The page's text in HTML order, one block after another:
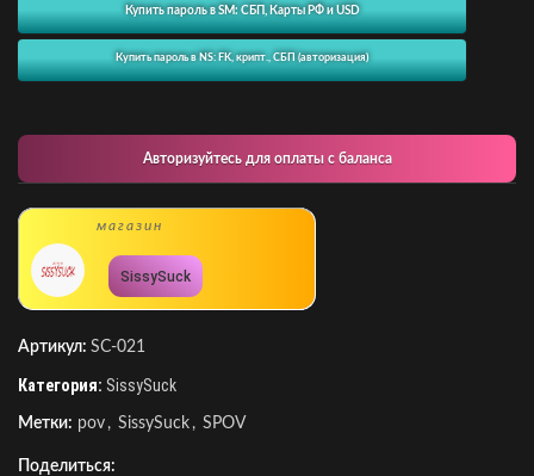
Купить пароль в SM: СБП, Карты РФ и USD
Купить пароль в NS: FK, крипт., СБП (авторизация)
Авторизуйтесь для оплаты с баланса
магазин
SissySuck
Артикул: SC-021
Категория: SissySuck
Метки: pov , SissySuck , SPOV
Поделиться: